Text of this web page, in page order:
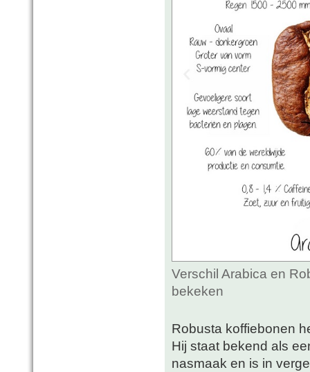
Verschil Arabica en
bekeken
Robusta koffiebonen
Hij staat bekend als
nasmaak en is in